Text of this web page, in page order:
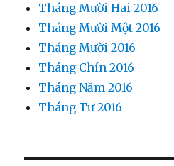
Tháng Mười Hai 2016
Tháng Mười Một 2016
Tháng Mười 2016
Tháng Chín 2016
Tháng Năm 2016
Tháng Tư 2016